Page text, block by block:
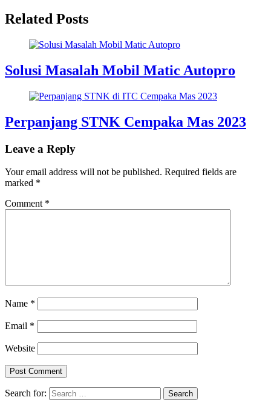
Related Posts
Solusi Masalah Mobil Matic Autopro
Perpanjang STNK Cempaka Mas 2023
Leave a Reply
Your email address will not be published. Required fields are
marked *
Comment *
Name *
Email *
Website
Search for: